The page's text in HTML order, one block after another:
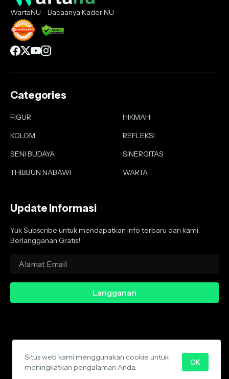
WartaNU - Bacaanya Kader NU
Categories
FIGUR
HIKMAH
KOLOM
REFLEKSI
SENI BUDAYA
SINERGITAS
THIBBUN NABAWI
WARTA
Update Informasi
Yuk Subscribe untuk mendapatkan info terbaru dari kami.
Berlangganan Gratis!
Copyright 2020 - 2025 -Wartanu.com
AboutContactPrivacy PolicyDisclaimerMedia Cyber
Situs web kami menggunakan cookie untuk
meningkatkan pengalaman Anda.
OK